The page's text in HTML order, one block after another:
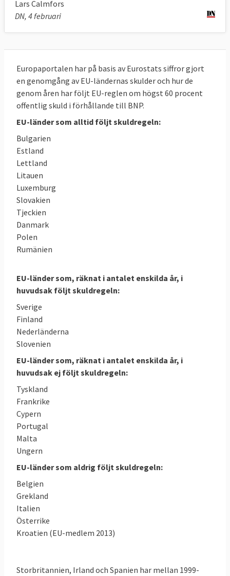
Sverige överskred 60-procentsgränsen 1999
under skuldstaket.
Lars Calmfors
DN, 4 februari
Europaportalen har på basis av Eurostats siffror gjort
en genomgång av EU-ländernas skulder och hur de
genom åren har följt EU-reglen om högst 60 procent
offentlig skuld i förhållande till BNP.
EU-länder som alltid följt skuldregeln:
Bulgarien
Estland
Lettland
Litauen
Luxemburg
Slovakien
Tjeckien
Danmark
Polen
Rumänien
EU-länder som, räknat i antalet enskilda år, i
huvudsak följt skuldregeln:
Sverige
Finland
Nederländerna
Slovenien
EU-länder som, räknat i antalet enskilda år, i
huvudsak ej följt skuldregeln:
Tyskland
Frankrike
Cypern
Portugal
Malta
Ungern
EU-länder som aldrig följt skuldregeln:
Belgien
Grekland
Italien
Österrike
Kroatien (EU-medlem 2013)
Storbritannien, Irland och Spanien har mellan 1999-